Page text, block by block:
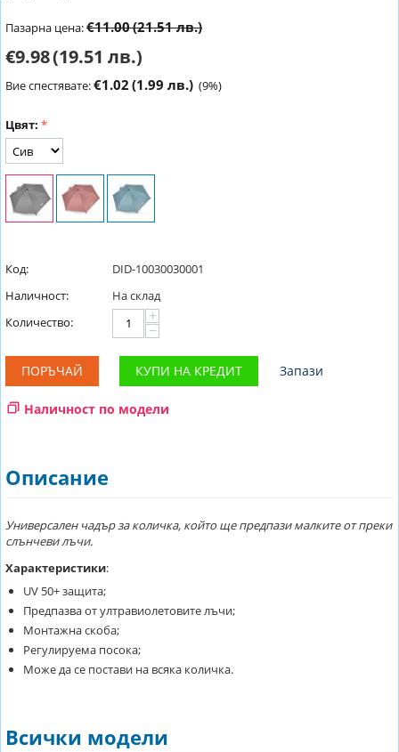
Пазарна цена:€11.00(21.51 лв.)
€9.98(19.51 лв.)
Вие спестявате:€1.02 (1.99 лв.) (9%)
Цвят:
Код:
DID-10030030001
Наличност:
На склад
Количество:
+
−
ПОРЪЧАЙ КУПИ НА КРЕДИТ Запази
Наличност по модели
Описание
Универсален чадър за количка, който ще предпази малките от преки
слънчеви лъчи.
Характеристики:
UV 50+ защита;
Предпазва от ултравиолетовите лъчи;
Монтажна скоба;
Регулируема посока;
Може да се постави на всяка количка.
Всички модели